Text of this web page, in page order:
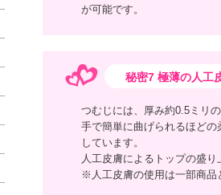
が可能です。
秘密7 極薄の人工
つむじには、厚み約0.5ミリ
手で簡単に曲げられるほど
しています。
人工皮膚によるトップの盛り
※人工皮膚の使用は一部商品